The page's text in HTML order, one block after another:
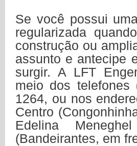
Se você possui
regularizada
construção ou
assunto e antecipe
surgir. A LFT
meio dos telefones
1264, ou nos
Centro
Edelina
(Bandeirantes, em